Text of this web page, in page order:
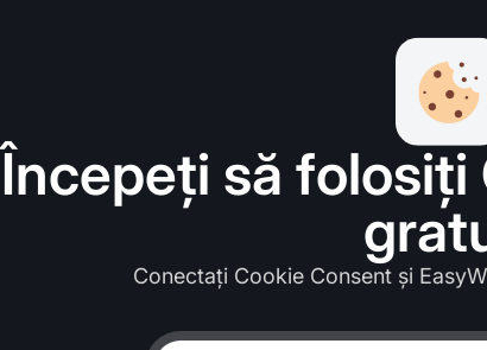
Începeți să
Conectați Cookie Consent și